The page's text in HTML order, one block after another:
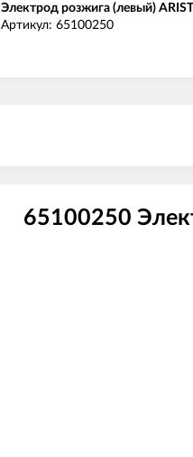
Электрод розжига (левый)
Артикул: 65100250
65100250